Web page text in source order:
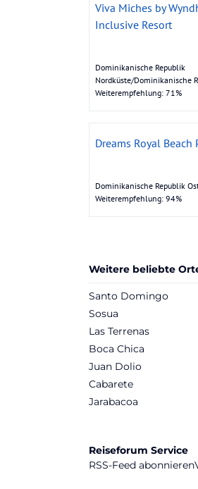
Viva Miches by
Inclusive Resort
Dominikanische Republik
Nordküste/Dominikanische
Weiterempfehlung: 71%
Dreams Royal Beach
Dominikanische Republik
Weiterempfehlung: 94%
Weitere beliebte
Santo Domingo
Sosua
Las Terrenas
Boca Chica
Juan Dolio
Cabarete
Jarabacoa
Reiseforum Service
RSS-Feed abonnieren